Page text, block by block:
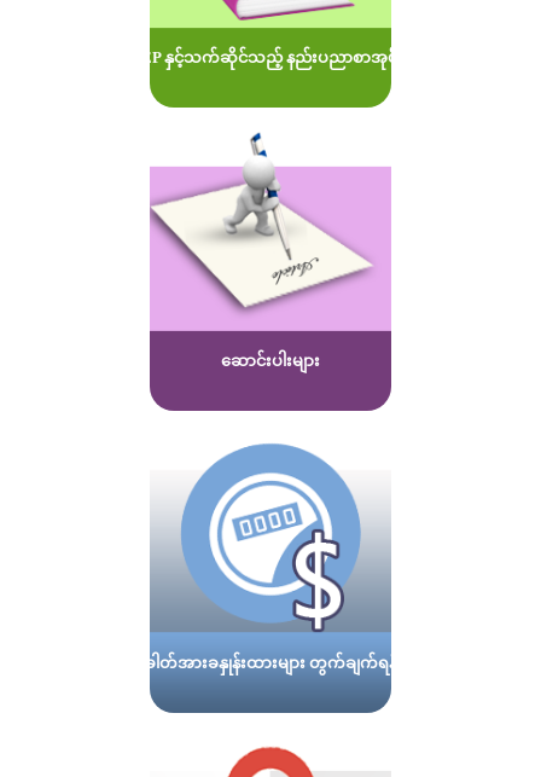
MOEP နှင့်သက်ဆိုင်သည့် နည်းပညာစာအုပ်များ
ဆောင်းပါးများ
ဓါတ်အားခနှုန်းထားများ တွက်ချက်ရန်